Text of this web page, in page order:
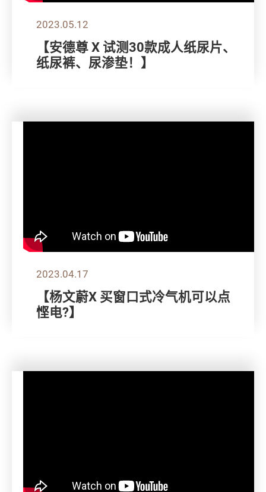
2023.05.12
【安德尊 X 试测30款成人纸尿片、
纸尿裤、尿渗垫！】
2023.04.17
【杨文蔚X 买窗口式冷气机可以点
悭电?】